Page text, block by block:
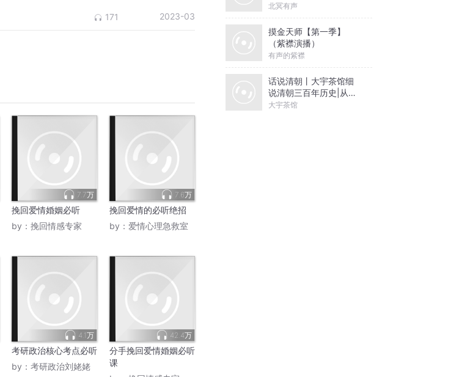
171 2023-03
7.7万
挽回爱情婚姻必听
by： 挽回情感专家
7.6万
挽回爱情的必听绝招
by： 爱情心理急救室
4.1万
考研政治核心考点必听
by： 考研政治刘姥姥
42.4万
分手挽回爱情婚姻必听
课
北冥有声
摸金天师【第一季】
（紫襟演播）
有声的紫襟
话说清朝丨大宇茶馆细
说清朝三百年历史|从努
尔哈赤到末代皇帝溥仪|
大宇茶馆